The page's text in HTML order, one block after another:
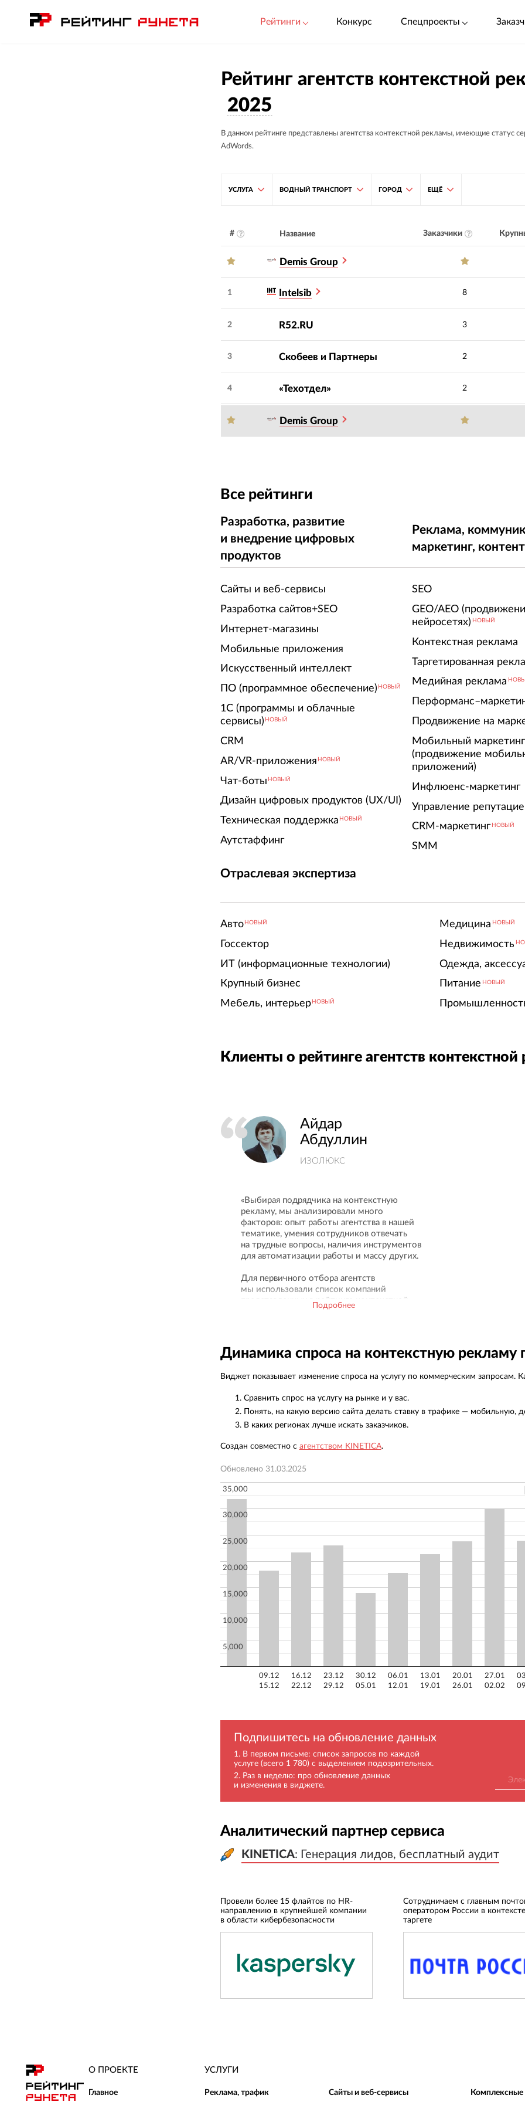
Рейтинги Конкурс Спецпроекты
Рейтинг агентств контекстной
2025
В данном рейтинге представлены агентства контекстной рекламы, имеющие статус
AdWords.
УСЛУГА ВОДНЫЙ ТРАНСПОРТ ГОРОД ЕЩЁ
# Название Заказчики
Demis Group
1 Intelsib 8
2 R52.RU 3
3 Скобеев и Партнеры 2
4 «Техотдел» 2
Demis Group
Все рейтинги
Разработка, развитие
и внедрение цифровых
продуктов
Сайты и веб-сервисы
Разработка сайтов+SEO
Интернет-магазины
Мобильные приложения
Искусственный интеллект
ПО (программное обеспечение) НОВЫЙ
1С (программы и облачные
сервисы) НОВЫЙ
CRM
AR/VR-приложения НОВЫЙ
Чат-боты НОВЫЙ
Дизайн цифровых продуктов (UX/UI)
Техническая поддержка НОВЫЙ
Аутстаффинг
Реклама,
маркетинг, контент
SEO
GEO/AEO
нейросетях) НОВЫЙ
Контекстная реклама
Таргетированная
Медийная реклама
Продвижение на
Мобильный маркетинг
(продвижение
приложений)
Инфлюенс-маркетинг
Управление
CRM-маркетинг НОВЫЙ
SMM
Отраслевая экспертиза
Авто НОВЫЙ
Госсектор
ИТ (информационные технологии)
Крупный бизнес
Мебель, интерьер НОВЫЙ
Медицина НОВЫЙ
Недвижимость
Одежда,
Питание НОВЫЙ
Клиенты о рейтинге агентств
Айдар
Абдуллин
ИЗОЛЮКС
«Выбирая подрядчика на контекстную
рекламу, мы анализировали много
факторов: опыт работы агентства в нашей
тематике, умения сотрудников отвечать
на трудные вопросы, наличия инструментов
для автоматизации работы и массу других.
Для первичного отбора агентств
мы использовали список компаний
представленных в рейтинге контекстной
рекламы на проекте „Рейтинг Рунета“. Этот
первичного анализа».
Подробнее
Динамика спроса на контекстную
Виджет показывает изменение спроса на услугу по коммерческим запросам.
Сравнить спрос на услугу на рынке и у вас.
Понять, на какую версию сайта делать ставку в трафике — мобильную,
В каких регионах лучше искать заказчиков.
Создан совместно с агентством KINETICA.
Обновлено 31.03.2025
09.12
15.12
16.12
22.12
23.12
29.12
30.12
05.01
06.01
12.01
13.01
19.01
20.01
26.01
27.01
02.02
5,000
10,000
15,000
20,000
25,000
30,000
35,000
Подпишитесь на обновление данных
В первом письме: список запросов по каждой
услуге (всего 1 780) с выделением подозрительных.
Раз в неделю: про обновление данных
и изменения в виджете.
Аналитический партнер сервиса
KINETICA: Генерация лидов, бесплатный аудит
KINETICA: Генерация лидов, бесплатный аудит
Провели более 15 флайтов по HR-
направлению в крупнейшей компании
в области кибербезопасности
Сотрудничаем с главным
оператором России в
таргете
О ПРОЕКТЕ
Главное
УСЛУГИ
Реклама, трафик Сайты и веб-сервисы Комплексные